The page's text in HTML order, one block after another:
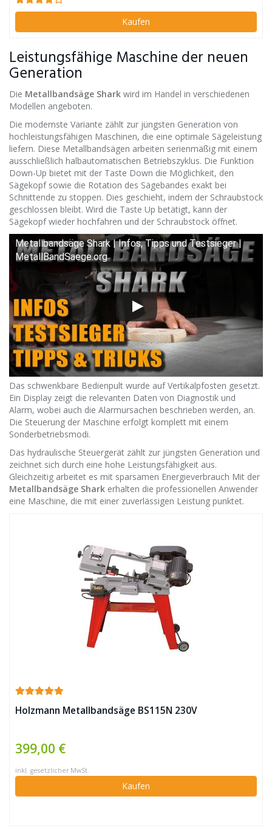
Kaufen
Leistungsfähige Maschine der neuen
Generation
Die Metallbandsäge Shark wird im Handel in verschiedenen
Modellen angeboten.
Die modernste Variante zählt zur jüngsten Generation von
hochleistungsfähigen Maschinen, die eine optimale Sägeleistung
liefern. Diese Metallbandsägen arbeiten serienmäßig mit einem
ausschließlich halbautomatischen Betriebszyklus. Die Funktion
Down-Up bietet mit der Taste Down die Möglichkeit, den
Sägekopf sowie die Rotation des Sägebandes exakt bei
Schnittende zu stoppen. Dies geschieht, indem der Schraubstock
geschlossen bleibt. Wird die Taste Up betätigt, kann der
Sägekopf wieder hochfahren und der Schraubstock öffnet.
Metallbandsäge Shark | Infos, Tipps und Testsieger |
MetallBandSaege.org
Das schwenkbare Bedienpult wurde auf Vertikalpfosten gesetzt.
Ein Display zeigt die relevanten Daten von Diagnostik und
Alarm, wobei auch die Alarmursachen beschrieben werden, an.
Die Steuerung der Maschine erfolgt komplett mit einem
Sonderbetriebsmodi.
Das hydraulische Steuergerät zählt zur jüngsten Generation und
zeichnet sich durch eine hohe Leistungsfähigkeit aus.
Gleichzeitig arbeitet es mit sparsamen Energieverbrauch Mit der
Metallbandsäge Shark erhalten die professionellen Anwender
eine Maschine, die mit einer zuverlässigen Leistung punktet.
Holzmann Metallbandsäge BS115N 230V
399,00 €
inkl. gesetzlicher MwSt.
Kaufen